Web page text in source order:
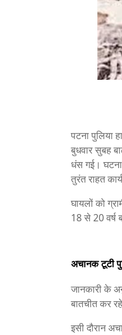
पटना पुलिया
बुधवार सुबह
धंस गई।
तुरंत राहत
घायलों को
18 से 20 वर्ष
अचानक टूटी
जानकारी के
बातचीत कर
इसी दौरान